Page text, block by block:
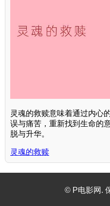
灵魂的救赎意味着通过内心
误与痛苦，重新找到生命的
脱与升华。
灵魂的救赎
© P电影网.